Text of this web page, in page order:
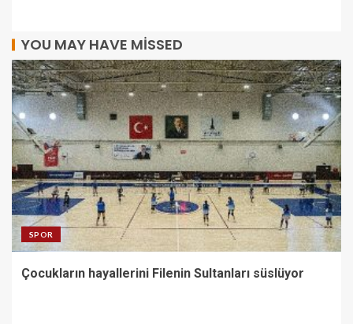
YOU MAY HAVE MISSED
SPOR
Çocukların hayallerini Filenin Sultanları süslüyor